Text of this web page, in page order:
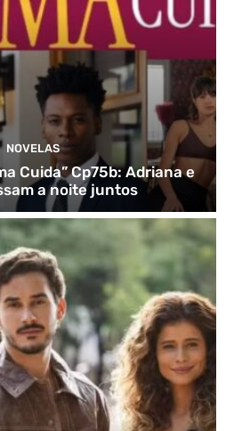
NOVELAS
Cuida” Cp75b: Adriana e
a noite juntos